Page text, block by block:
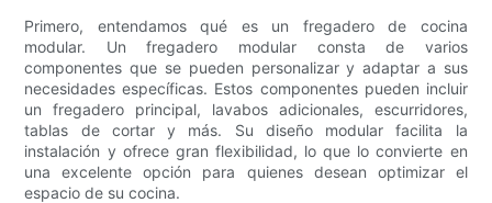
Primero, entendamos qué es un fregadero de cocina
modular. Un fregadero modular consta de varios
componentes que se pueden personalizar y adaptar a sus
necesidades específicas. Estos componentes pueden incluir
un fregadero principal, lavabos adicionales, escurridores,
tablas de cortar y más. Su diseño modular facilita la
instalación y ofrece gran flexibilidad, lo que lo convierte en
una excelente opción para quienes desean optimizar el
espacio de su cocina.